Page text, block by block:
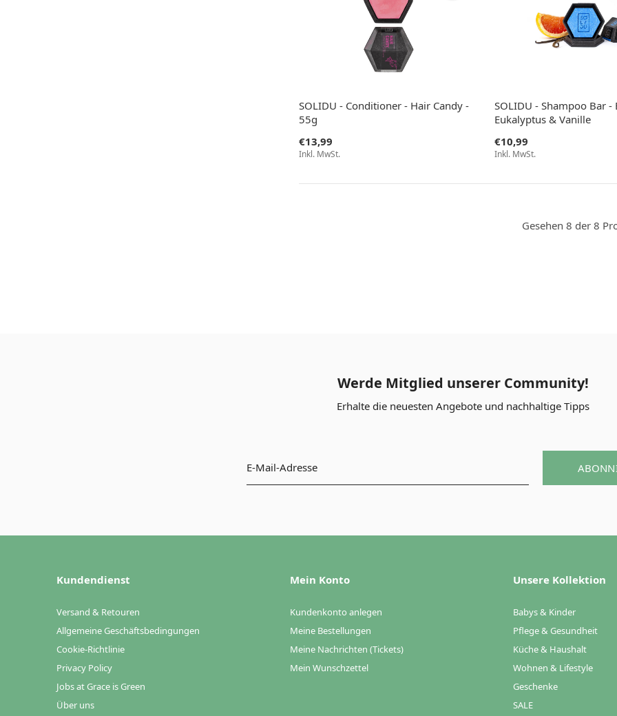
SOLIDU - Conditioner - Hair Candy -
55g
€13,99
Inkl. MwSt.
SOLIDU - Shampoo Bar -
Eukalyptus & Vanille
€10,99
Inkl. MwSt.
Gesehen 8 der 8
Werde Mitglied unserer Community!
Erhalte die neuesten Angebote und nachhaltige Tipps
Kundendienst
Versand & Retouren
Allgemeine Geschäftsbedingungen
Cookie-Richtlinie
Privacy Policy
Jobs at Grace is Green
Über uns
Mein Konto
Kundenkonto anlegen
Meine Bestellungen
Meine Nachrichten (Tickets)
Mein Wunschzettel
Unsere Kollektion
Babys & Kinder
Pflege & Gesundheit
Küche & Haushalt
Wohnen & Lifestyle
Geschenke
SALE